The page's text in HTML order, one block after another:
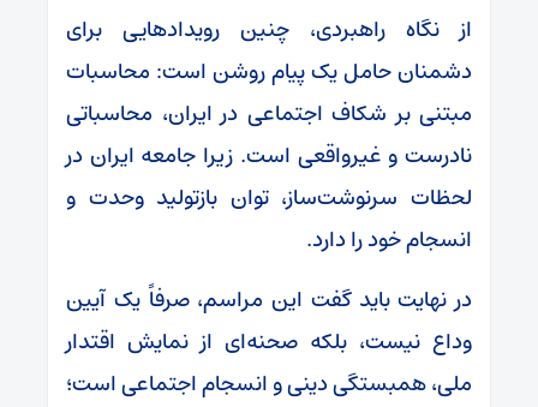
از نگاه راهبردی، چنین رویدادهایی برای
دشمنان حامل یک پیام روشن است: محاسبات
مبتنی بر شکاف اجتماعی در ایران، محاسباتی
نادرست و غیرواقعی است. زیرا جامعه ایران در
لحظات سرنوشت‌ساز، توان بازتولید وحدت و
انسجام خود را دارد.
در نهایت باید گفت این مراسم، صرفاً یک آیین
وداع نیست، بلکه صحنه‌ای از نمایش اقتدار
ملی، همبستگی دینی و انسجام اجتماعی است؛